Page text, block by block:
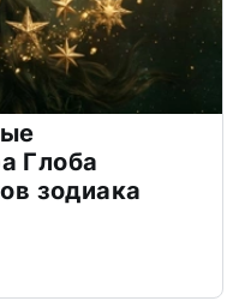
Глоба
зодиака